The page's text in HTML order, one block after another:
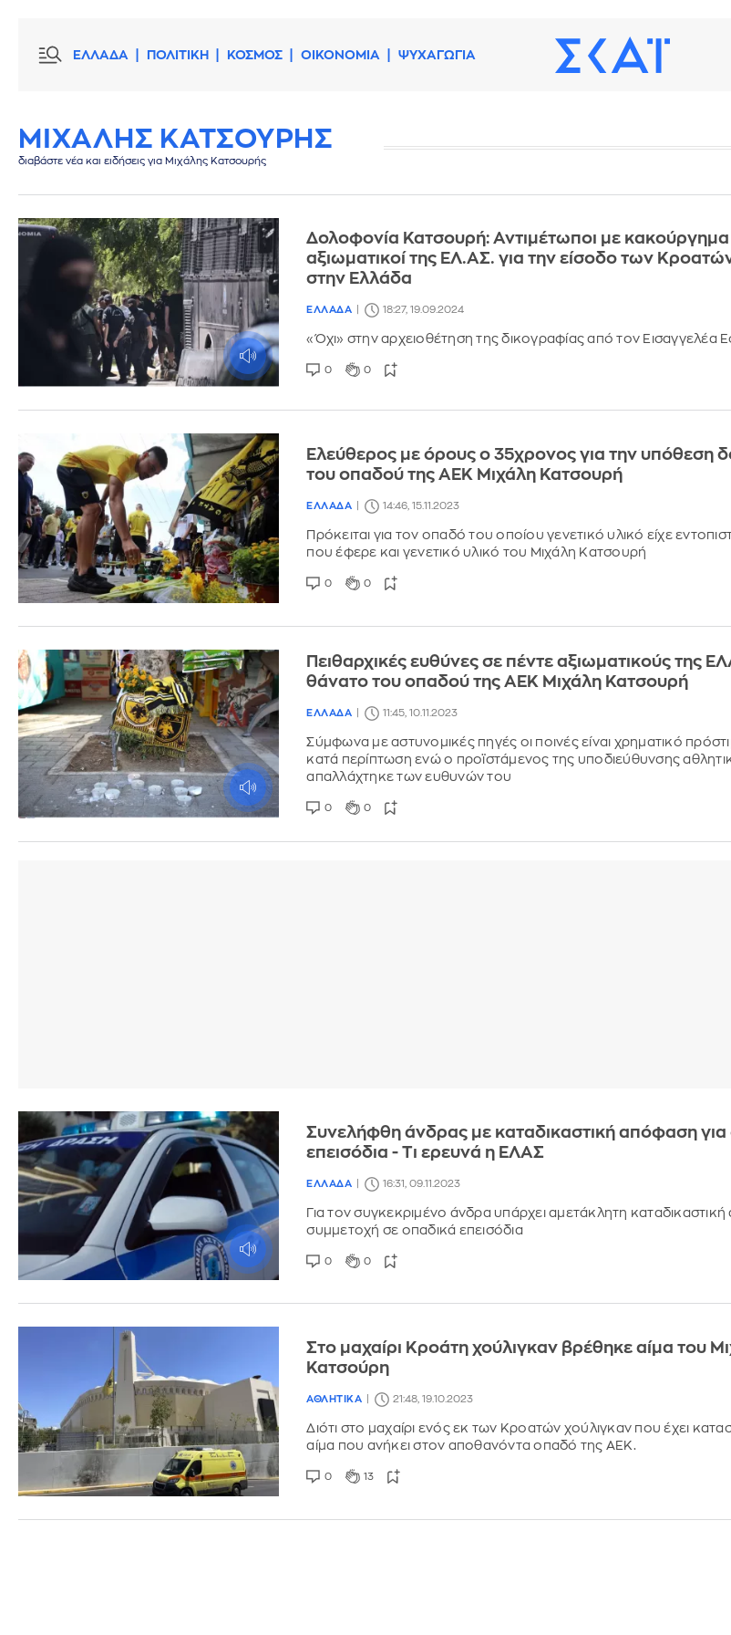
ΕΛΛΑΔΑ ΠΟΛΙΤΙΚΗ ΚΟΣΜΟΣ ΟΙΚΟΝΟΜΙΑ ΨΥΧΑΓΩΓΙΑ
ΜΙΧΑΛΗΣ ΚΑΤΣΟΥΡΗΣ
διαβάστε νέα και ειδήσεις για Μιχάλης Κατσουρής
Δολοφονία Κατσουρή: Αντιμέτωποι με κακούργημα
αξιωματικοί της ΕΛ.ΑΣ. για την είσοδο των
στην Ελλάδα
ΕΛΛΑΔΑ 18:27, 19.09.2024
«Όχι» στην αρχειοθέτηση της δικογραφίας από τον Εισαγγελέα
0 0
Ελεύθερος με όρους ο 35χρονος για την υπόθεση
του οπαδού της ΑΕΚ Μιχάλη Κατσουρή
ΕΛΛΑΔΑ 14:46, 15.11.2023
Πρόκειται για τον οπαδό του οποίου γενετικό υλικό είχε
που έφερε και γενετικό υλικό του Μιχάλη Κατσουρή
0 0
Πειθαρχικές ευθύνες σε πέντε αξιωματικούς της
θάνατο του οπαδού της ΑΕΚ Μιχάλη Κατσουρή
ΕΛΛΑΔΑ 11:45, 10.11.2023
Σύμφωνα με αστυνομικές πηγές οι ποινές είναι χρηματικό
κατά περίπτωση ενώ ο προϊστάμενος της υποδιεύθυνσης
απαλλάχτηκε των ευθυνών του
0 0
Συνελήφθη άνδρας με καταδικαστική απόφαση για
επεισόδια - Τι ερευνά η ΕΛΑΣ
ΕΛΛΑΔΑ 16:31, 09.11.2023
Για τον συγκεκριμένο άνδρα υπάρχει αμετάκλητη
συμμετοχή σε οπαδικά επεισόδια
0 0
Στο μαχαίρι Κροάτη χούλιγκαν βρέθηκε αίμα του
Κατσούρη
ΑΘΛΗΤΙΚΑ 21:48, 19.10.2023
Διότι στο μαχαίρι ενός εκ των Κροατών χούλιγκαν που έχει
αίμα που ανήκει στον αποθανόντα οπαδό της ΑΕΚ.
0 13